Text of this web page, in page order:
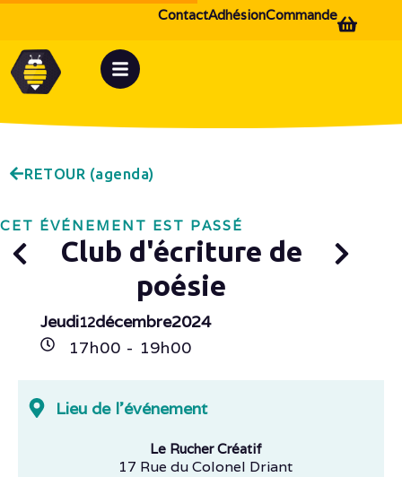
Commande
Adhésion
Contact
RETOUR (agenda)
CET ÉVÉNEMENT EST PASSÉ
Club d'écriture de
poésie
Jeudi12décembre2024
17h00 - 19h00
Lieu de l'événement
Le Rucher Créatif
17 Rue du Colonel Driant